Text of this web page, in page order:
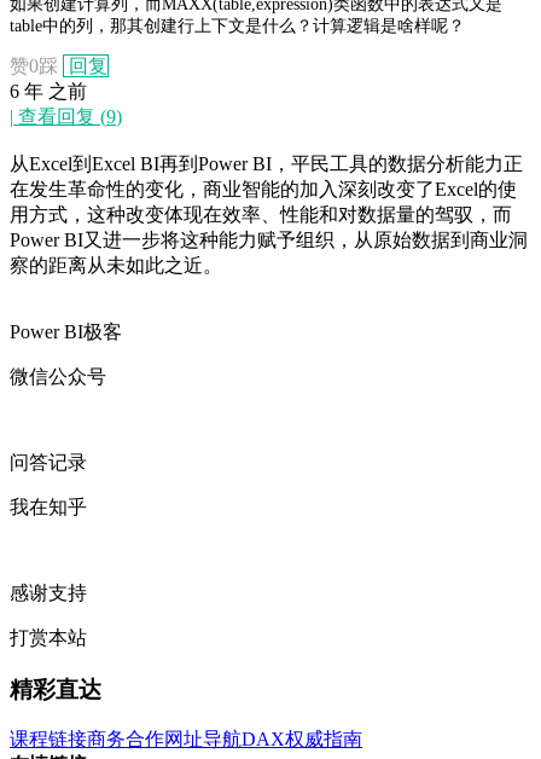
如果创建计算列，而MAXX(table,expression)类函数中的表达式又是
table中的列，那其创建行上下文是什么？计算逻辑是啥样呢？
赞0踩
回复
6 年 之前
| 查看回复 (9)
从Excel到Excel BI再到Power BI，平民工具的数据分析能力正
在发生革命性的变化，商业智能的加入深刻改变了Excel的使
用方式，这种改变体现在效率、性能和对数据量的驾驭，而
Power BI又进一步将这种能力赋予组织，从原始数据到商业洞
察的距离从未如此之近。
Power BI极客
微信公众号
问答记录
我在知乎
感谢支持
打赏本站
精彩直达
课程链接商务合作网址导航DAX权威指南